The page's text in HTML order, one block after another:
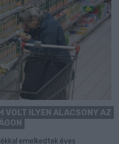
VOLT ILYEN ALACSONY AZ
emelkedtek éves